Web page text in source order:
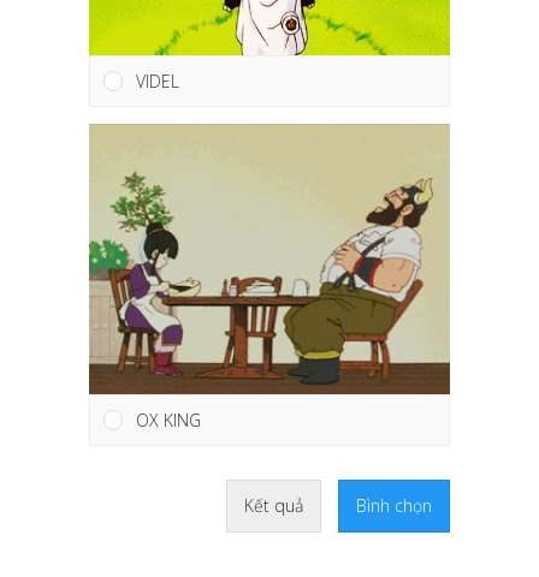
VIDEL
OX KING
Kết quả Bình chọn